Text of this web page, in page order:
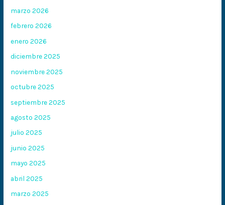
marzo 2026
febrero 2026
enero 2026
diciembre 2025
noviembre 2025
octubre 2025
septiembre 2025
agosto 2025
julio 2025
junio 2025
mayo 2025
abril 2025
marzo 2025